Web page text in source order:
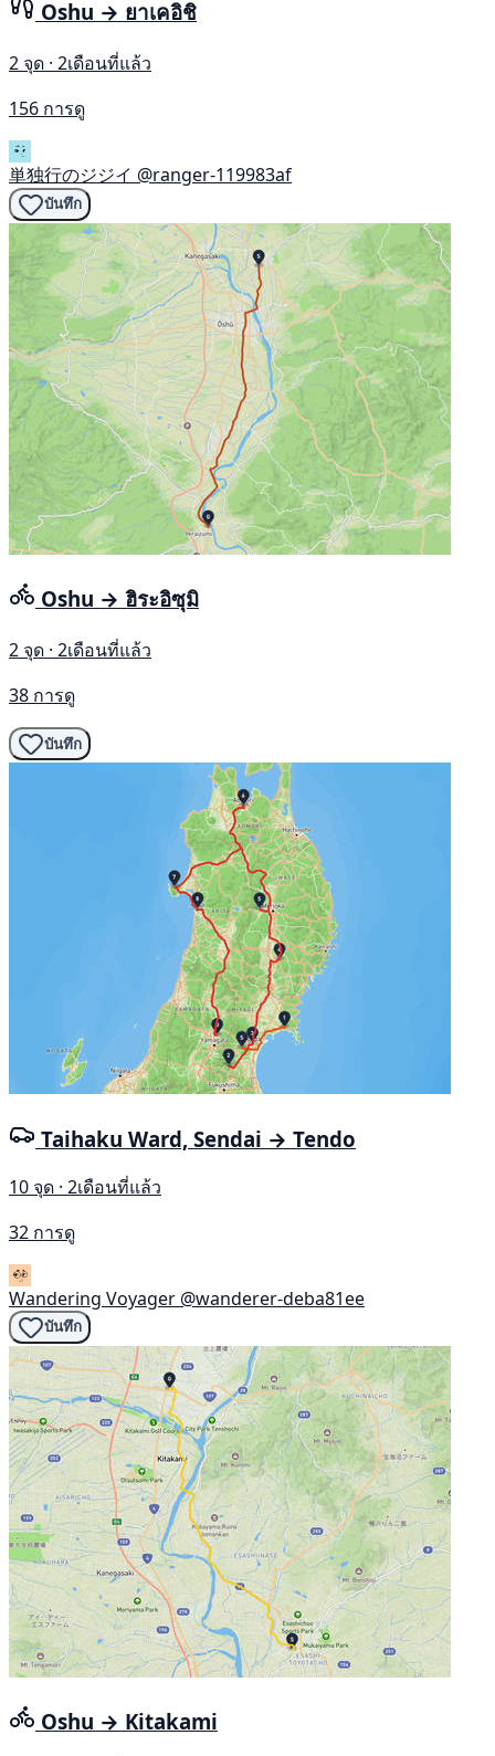
Oshu → ยาเคอิชิ
2 จุด · 2เดือนที่แล้ว
156 การดู
単独行のジジイ @ranger-119983af
บันทึก
Oshu → ฮิระอิซุมิ
2 จุด · 2เดือนที่แล้ว
38 การดู
บันทึก
Taihaku Ward, Sendai → Tendo
10 จุด · 2เดือนที่แล้ว
32 การดู
Wandering Voyager @wanderer-deba81ee
บันทึก
Oshu → Kitakami